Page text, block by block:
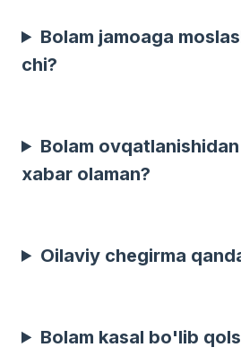
Bolam jamoaga
chi?
Bolam
xabar olaman?
Oilaviy chegirma
Bolam kasal bo'lib